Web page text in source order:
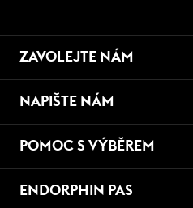
ZAVOLEJTE NÁM
NAPIŠTE NÁM
POMOC S VÝBĚREM
ENDORPHIN PAS